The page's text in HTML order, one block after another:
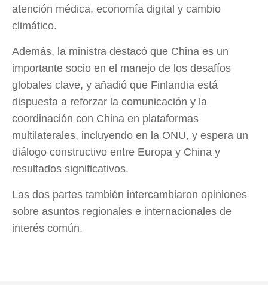
atención médica, economía digital y cambio
climático.
Además, la ministra destacó que China es un
importante socio en el manejo de los desafíos
globales clave, y añadió que Finlandia está
dispuesta a reforzar la comunicación y la
coordinación con China en plataformas
multilaterales, incluyendo en la ONU, y espera un
diálogo constructivo entre Europa y China y
resultados significativos.
Las dos partes también intercambiaron opiniones
sobre asuntos regionales e internacionales de
interés común.